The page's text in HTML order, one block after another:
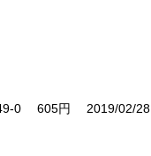
0 605円 2019/02/28